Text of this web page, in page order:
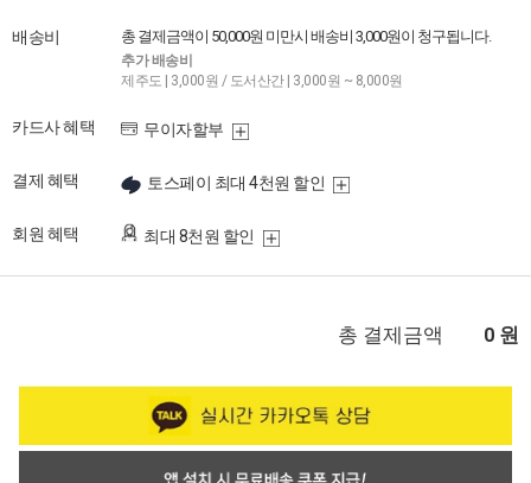
배송비 총 결제금액이 50,000원 미만시 배송비 3,000원이 청구됩니다.
추가 배송비
제주도 | 3,000원 / 도서산간 | 3,000원 ~ 8,000원
카드사 혜택 무이자할부
결제 혜택 토스페이 최대 4천원 할인
회원 혜택 최대 8천원 할인
총 결제금액 0 원